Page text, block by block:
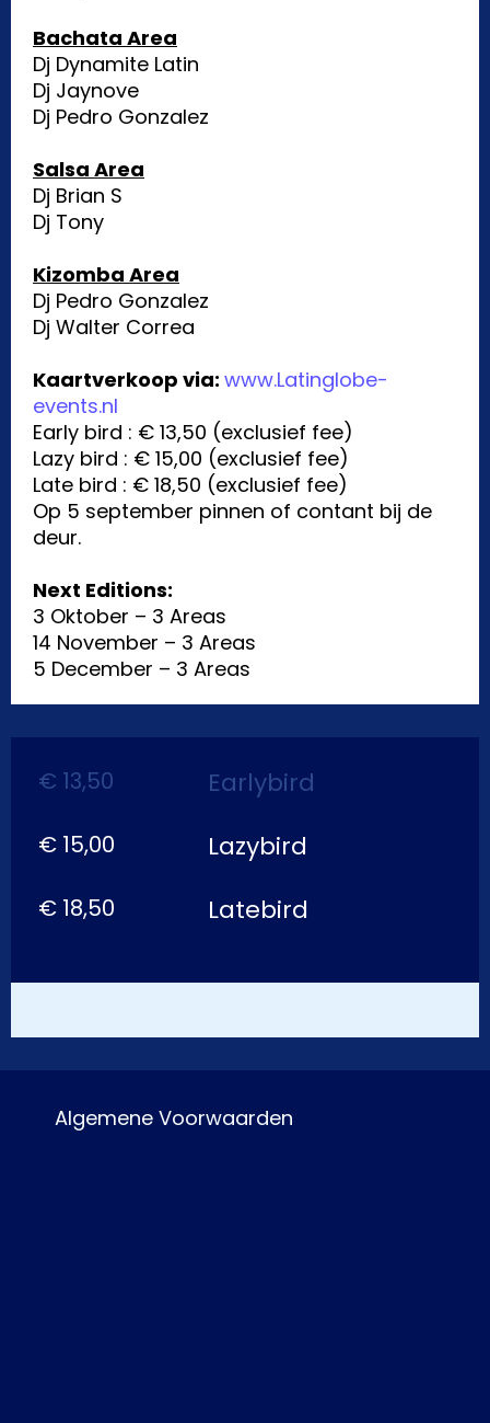
Bachata Area
Dj Dynamite Latin
Dj Jaynove
Dj Pedro Gonzalez
Salsa Area
Dj Brian S
Dj Tony
Kizomba Area
Dj Pedro Gonzalez
Dj Walter Correa
Kaartverkoop via: www.Latinglobe-
events.nl
Early bird : € 13,50 (exclusief fee)
Lazy bird : € 15,00 (exclusief fee)
Late bird : € 18,50 (exclusief fee)
Op 5 september pinnen of contant bij de
deur.
Next Editions:
3 Oktober – 3 Areas
14 November – 3 Areas
5 December – 3 Areas
€ 13,50 Earlybird
€ 15,00 Lazybird
€ 18,50 Latebird
Algemene Voorwaarden